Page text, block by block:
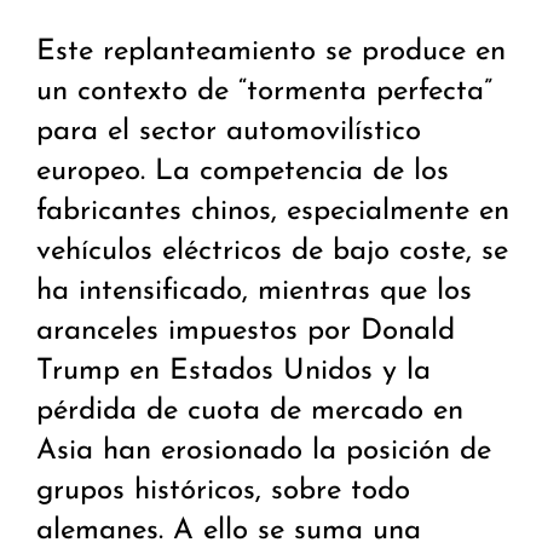
Este replanteamiento se produce en
un contexto de “tormenta perfecta”
para el sector automovilístico
europeo. La competencia de los
fabricantes chinos, especialmente en
vehículos eléctricos de bajo coste, se
ha intensificado, mientras que los
aranceles impuestos por Donald
Trump en Estados Unidos y la
pérdida de cuota de mercado en
Asia han erosionado la posición de
grupos históricos, sobre todo
alemanes. A ello se suma una